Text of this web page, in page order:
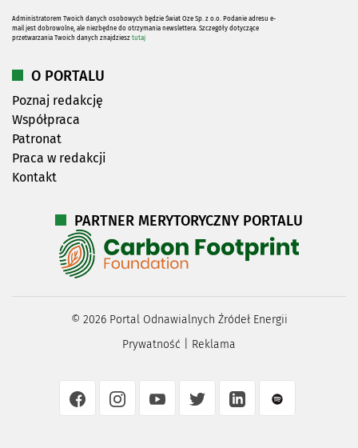
Administratorem Twoich danych osobowych będzie Świat Oze Sp. z o.o. Podanie adresu e-
mail jest dobrowolne, ale niezbędne do otrzymania newslettera. Szczegóły dotyczące
przetwarzania Twoich danych znajdziesz tutaj
O PORTALU
Poznaj redakcję
Współpraca
Patronat
Praca w redakcji
Kontakt
PARTNER MERYTORYCZNY PORTALU
© 2026Portal Odnawialnych Źródeł Energii
Prywatność
Reklama